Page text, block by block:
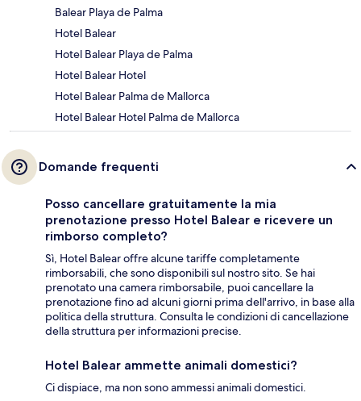
Balear Playa de Palma
Hotel Balear
Hotel Balear Playa de Palma
Hotel Balear Hotel
Hotel Balear Palma de Mallorca
Hotel Balear Hotel Palma de Mallorca
Domande frequenti
Posso cancellare gratuitamente la mia
prenotazione presso Hotel Balear e ricevere un
rimborso completo?
Sì, Hotel Balear offre alcune tariffe completamente
rimborsabili, che sono disponibili sul nostro sito. Se hai
prenotato una camera rimborsabile, puoi cancellare la
prenotazione fino ad alcuni giorni prima dell'arrivo, in base alla
politica della struttura. Consulta le condizioni di cancellazione
della struttura per informazioni precise.
Hotel Balear ammette animali domestici?
Ci dispiace, ma non sono ammessi animali domestici.